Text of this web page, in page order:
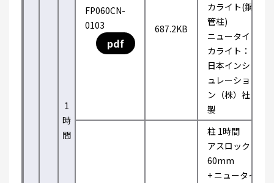
1
時
間
FP060CN-
0103
pdf
687.2KB
カライト(鋼
管柱)
ニュータイ
カライト：
日本インシ
ュレーショ
ン（株）社
製
柱 1時間
アスロック
60mm
+ ニュータイ